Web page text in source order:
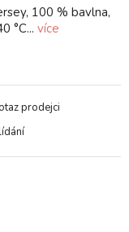
100 % bavlna,
°C... více
prodejci